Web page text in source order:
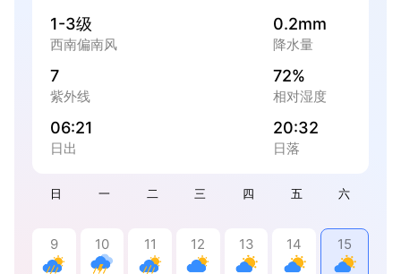
日 一 二 三 四 五 六
9 10 11 12 13 14 15
1-3级
西南偏南风
0.2mm
降水量
7
紫外线
72%
相对湿度
06:21
日出
20:32
日落